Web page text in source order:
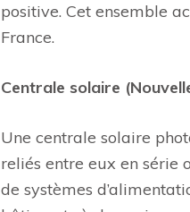
positive. Cet ensemble
France.
Centrale solaire
Une centrale solaire
reliés entre eux en série
de systèmes